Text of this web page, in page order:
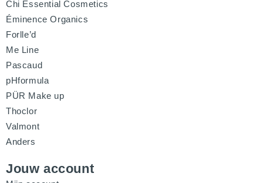
Chi Essential Cosmetics
Éminence Organics
Forlle’d
Me Line
Pascaud
pHformula
PÜR Make up
Thoclor
Valmont
Anders
Jouw account